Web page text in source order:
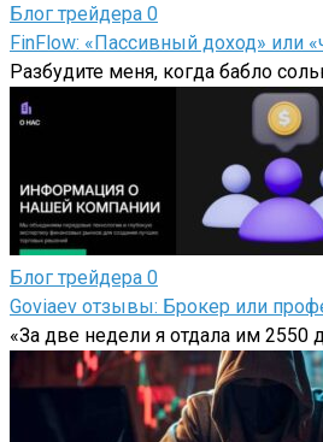
Блог трейдера 0
FinFlow: «Пассивный доход» или
Разбудите меня, когда бабло
Блог трейдера 0
Goviaev отзывы: Брокер или
«За две недели я отдала им 2550